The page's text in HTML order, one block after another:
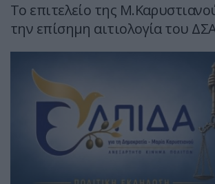
Το επιτελείο της
την επίσημη αιτιολογία του